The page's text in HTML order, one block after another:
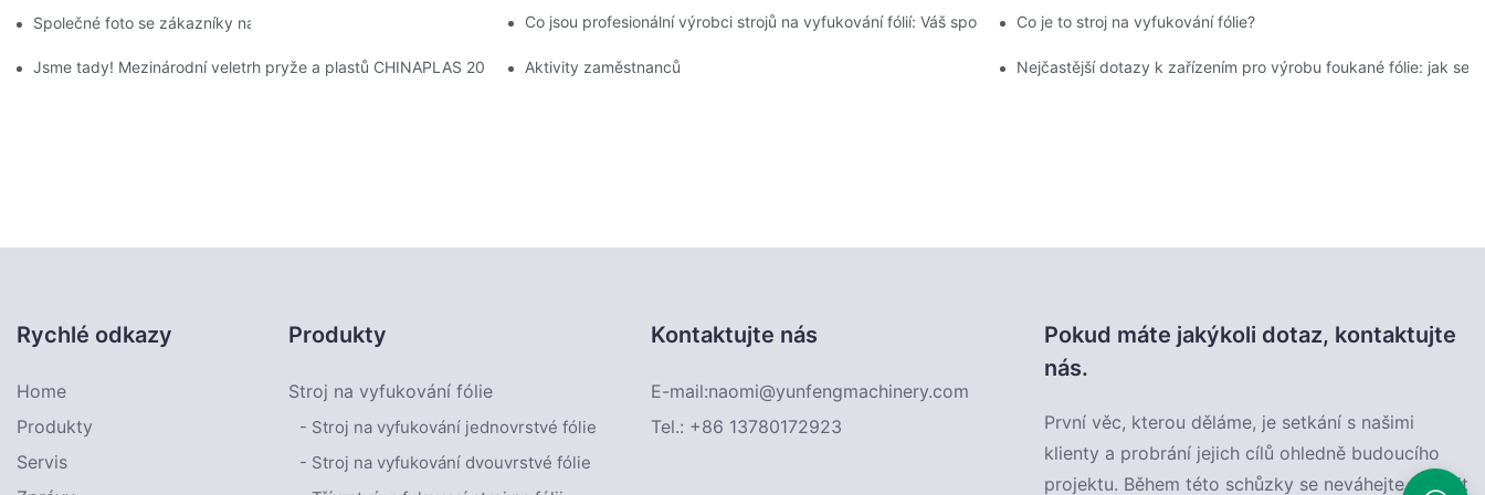
Společné foto se zákazníky na výstavě Co jsou profesionální výrobci strojů na vyfukování fólií: Váš spolehlivý partner pro vysoce kvalitní filmovou produkci
Co je to stroj na vyfukování fólie?
Jsme tady! Mezinárodní veletrh pryže a plastů CHINAPLAS 2024. Aktivity zaměstnanců Nejčastější dotazy k zařízením pro výrobu foukané fólie: jak se
Rychlé odkazy
Home
Produkty
Servis
Produkty
Stroj na vyfukování fólie
- Stroj na vyfukování jednovrstvé fólie
- Stroj na vyfukování dvouvrstvé fólie
Kontaktujte nás
E-mail:naomi@yunfengmachinery.com
Tel.: +86 13780172923
Pokud máte jakýkoli dotaz, kontaktujte
nás.
První věc, kterou děláme, je setkání s našimi
klienty a probrání jejich cílů ohledně budoucího
projektu. Během této schůzky se neváhejte podělit